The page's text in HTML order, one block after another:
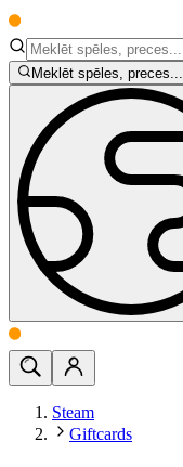
Meklēt spēles, preces...
Steam
Giftcards